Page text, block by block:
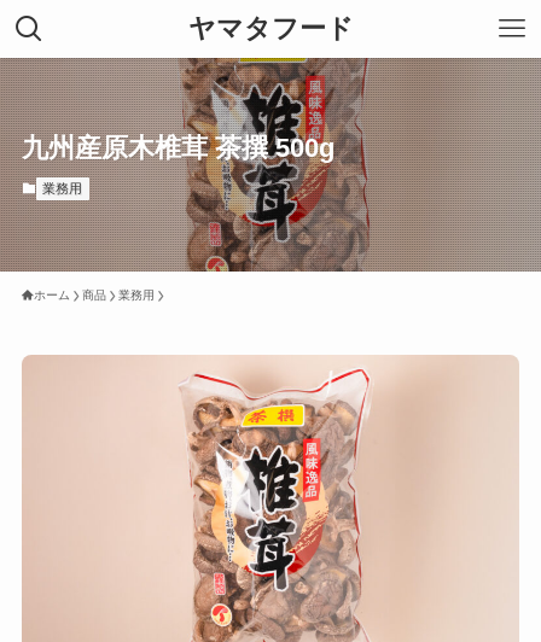
ヤマタフード
九州産原木椎茸 茶撰 500g
業務用
ホーム 商品 業務用